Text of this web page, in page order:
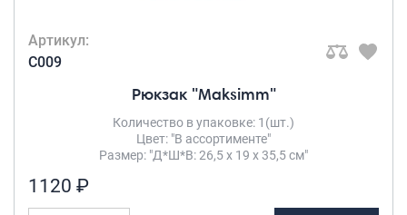
Артикул:
C009
Рюкзак "Maksimm"
Количество в упаковке: 1(шт.)
Цвет: "В ассортименте"
Размер: "Д*Ш*В: 26,5 х 19 х 35,5 см"
1120 ₽